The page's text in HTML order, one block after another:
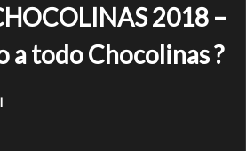
2018 –
a todo Chocolinas ?